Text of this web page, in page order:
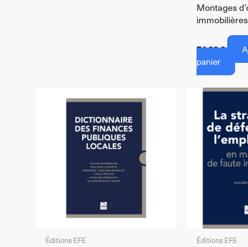
Montages
immobilières
74,00€
panier
Éditions EFE Éditions EFE